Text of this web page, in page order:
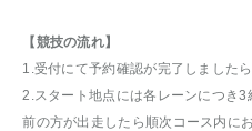
【競技の流れ】
1.受付にて予約確認が完了しました
2.スタート地点には各レーンにつき3
前の方が出走したら順次コース内に